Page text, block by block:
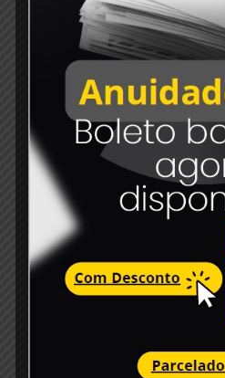
Edital de Convocação
Read more
6 de dezembro de 2023
Edital de convocação
Read more